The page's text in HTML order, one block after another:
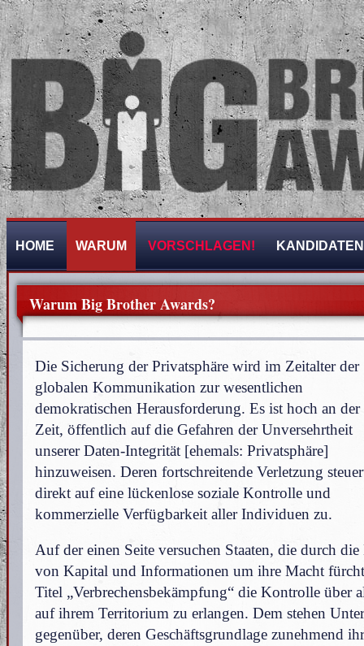
HOME WARUM VORSCHLAGEN! KANDIDATEN
Warum Big Brother Awards?
Die Sicherung der Privatsphäre wird im Zeitalter der
globalen Kommunikation zur wesentlichen
demokratischen Herausforderung. Es ist hoch an der
Zeit, öffentlich auf die Gefahren der Unversehrtheit
unserer Daten-Integrität [ehemals: Privatsphäre]
hinzuweisen. Deren fortschreitende Verletzung
direkt auf eine lückenlose soziale Kontrolle und
kommerzielle Verfügbarkeit aller Individuen zu.
Auf der einen Seite versuchen Staaten, die durch
von Kapital und Informationen um ihre Macht
Titel „Verbrechensbekämpfung“ die Kontrolle über
auf ihrem Territorium zu erlangen. Dem stehen
gegenüber, deren Geschäftsgrundlage zunehmend